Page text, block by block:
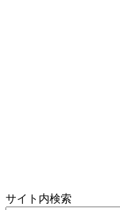
サイト内検索